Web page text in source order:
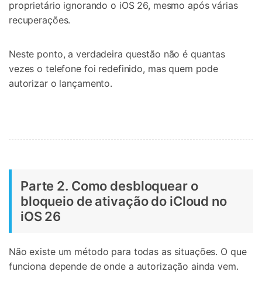
proprietário ignorando o iOS 26, mesmo após várias
recuperações.
Neste ponto, a verdadeira questão não é quantas
vezes o telefone foi redefinido, mas quem pode
autorizar o lançamento.
Parte 2. Como desbloquear o
bloqueio de ativação do iCloud no
iOS 26
Não existe um método para todas as situações. O que
funciona depende de onde a autorização ainda vem.